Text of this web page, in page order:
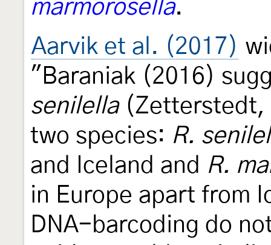
marmorosella.
Aarvik et al. (2017)
"Baraniak (2016)
senilella(Zetterstedt,
two species: R.
and Iceland and R.
in Europe apart from
DNA-barcoding do